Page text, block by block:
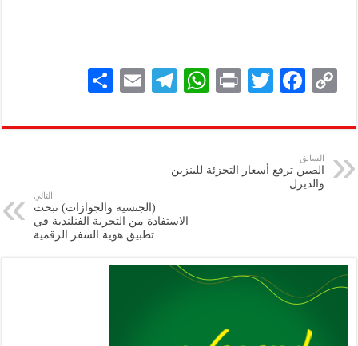
C
p
y
Li
F
eb
oo
k
T
tt
P
nt
W
at
A
p
Te
gr
E
ai
ar
السابق
الصين ترفع أسعار التجزئة للبنزين
والديزل
التالي
(الجنسية والجوازات) تبحث
الاستفادة من التجربة الفنلندية في
تطبيق هوية السفر الرقمية